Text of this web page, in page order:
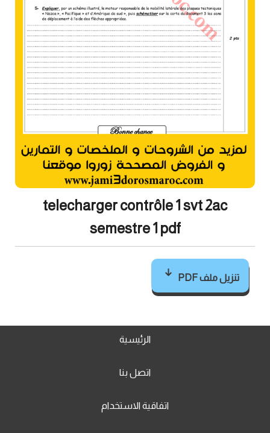
telecharger contrôle 1 svt 2ac
semestre 1 pdf
تنزيل ملف PDF
الرئيسية
اتصل بنا
اتفاقية الاستخدام